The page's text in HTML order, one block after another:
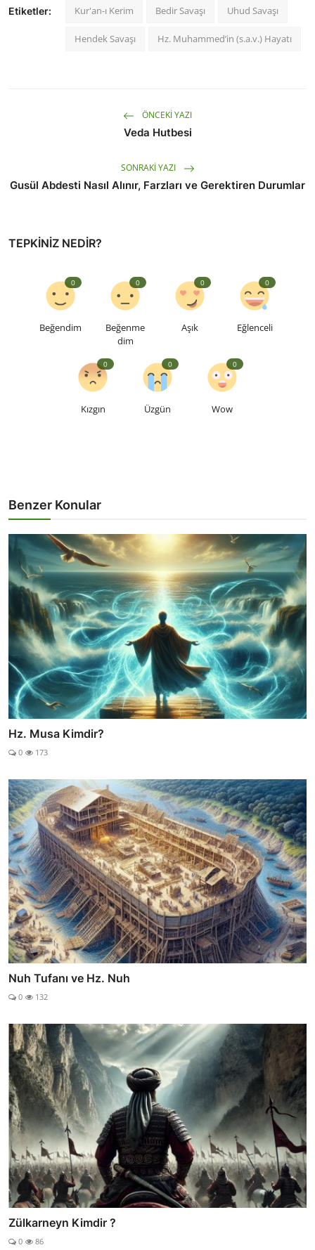
Etiketler: Kur'an-ı Kerim Bedir Savaşı Uhud Savaşı
Hendek Savaşı Hz. Muhammed’in (s.a.v.) Hayatı
ÖNCEKI YAZI
Veda Hutbesi
SONRAKI YAZI
Gusül Abdesti Nasıl Alınır, Farzları ve Gerektiren Durumlar
TEPKINIZ NEDIR?
Beğendim
0
Beğenme
dim
0
Aşık
0
Eğlenceli
0
Kızgın
0
Üzgün
0
Wow
0
Benzer Konular
Hz. Musa Kimdir?
0 173
Nuh Tufanı ve Hz. Nuh
0 132
Zülkarneyn Kimdir ?
0 86